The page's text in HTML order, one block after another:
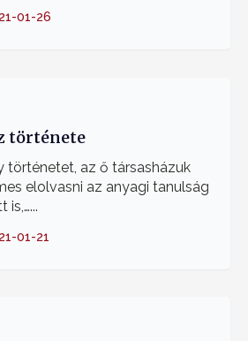
01-26
története
történetet, az ő társasházuk
elolvasni az anyagi tanulság
is,…...
01-21